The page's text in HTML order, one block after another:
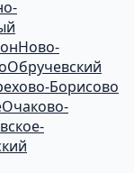
Ново-
Обручевский
Борисово
Очаково-